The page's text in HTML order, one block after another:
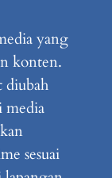
yang
konten.
diubah
media
sesuai